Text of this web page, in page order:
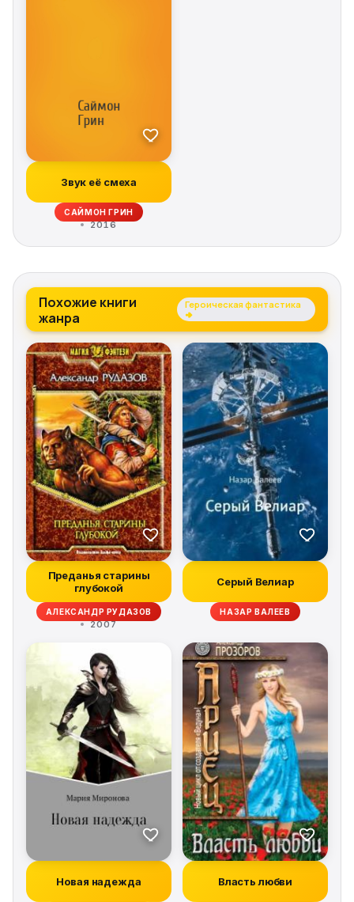
Звук её смеха
САЙМОН ГРИН
2016
Похожие книги
жанра
Героическая фантастика
→
Преданья старины
глубокой
АЛЕКСАНДР РУДАЗОВ
2007
Серый Велиар
НАЗАР ВАЛЕЕВ
Новая надежда Власть любви